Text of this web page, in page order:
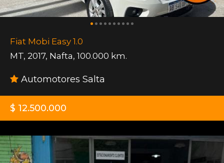
Fiat Mobi Easy 1.0
MT, 2017, Nafta, 100.000 km.
Automotores Salta
$ 12.500.000